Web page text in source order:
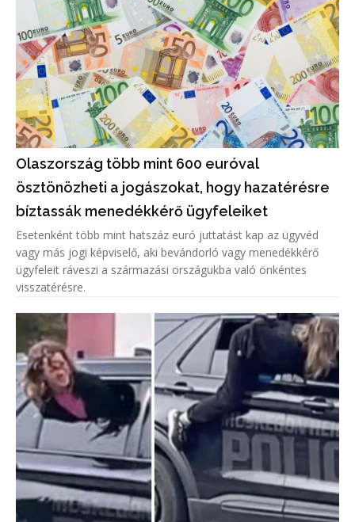
Olaszország több mint 600 euróval
ösztönözheti a jogászokat, hogy hazatérésre
bíztassák menedékkérő ügyfeleiket
Esetenként több mint hatszáz euró juttatást kap az ügyvéd
vagy más jogi képviselő, aki bevándorló vagy menedékkérő
ügyfeleit ráveszi a származási országukba való önkéntes
visszatérésre.